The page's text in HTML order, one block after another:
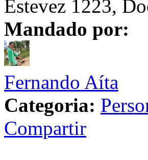
Estevez 1223,
Mandado por:
Fernando Aíta
Categoria:
Compartir